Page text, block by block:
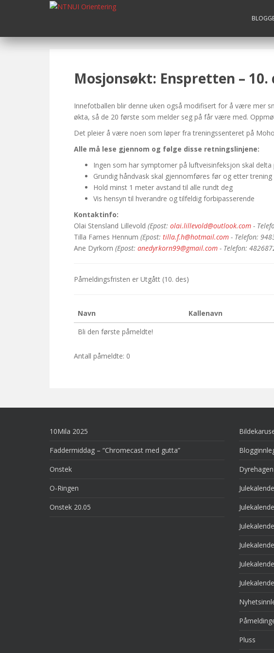
p
Mosjonsøkt: Enspretten – 10.
Innefotballen blir denne uken også modifisert for å være mer
økta, så de 20 første som melder seg på får være med.
Det pleier å være noen som løper fra treningssenteret på
Alle må lese gjennom og følge disse retningslinjene:
Ingen som har symptomer på luftveisinfeksjon skal
Grundig håndvask skal gjennomføres før og etter trening
Hold minst 1 meter avstand til alle rundt deg
Vis hensyn til hverandre og tilfeldig forbipasserende
Kontaktinfo:
Olai Stensland Lillevold (Epost: olai.lillevold@outlook.com -
Tilla Farnes Hennum (Epost: tilla.f.h@hotmail.com - Telefon:
Ane Dyrkorn (Epost: anedyrkorn99@gmail.com - Telefon:
Påmeldingsfristen er Utgått (10. des)
Navn Kallenavn
Bli den første påmeldte!
Antall påmeldte: 0
10Mila 2025
Faddermiddag – “Chromecast med gutta”
Onstek
O-Ringen
Onstek 20.05
Dyrehagen
Pluss